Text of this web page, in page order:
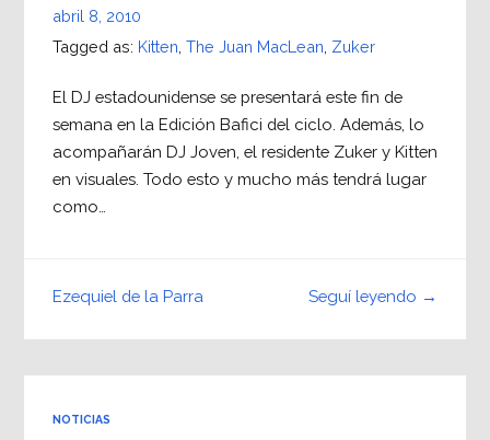
abril 8, 2010
Tagged as: Kitten The Juan MacLean Zuker
El DJ estadounidense se presentará este fin de
semana en la Edición Bafici del ciclo. Además, lo
acompañarán DJ Joven, el residente Zuker y Kitten
en visuales. Todo esto y mucho más tendrá lugar
como…
Seguí leyendo →
Ezequiel de la Parra
NOTICIAS